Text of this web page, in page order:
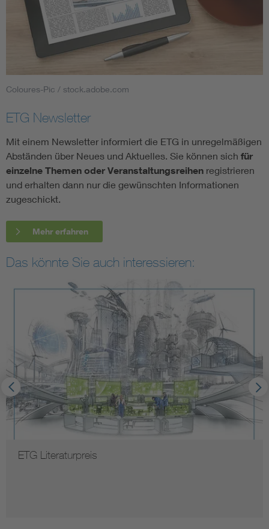
Coloures-Pic / stock.adobe.com
ETG Newsletter
Mit einem Newsletter informiert die ETG in unregelmäßigen
Abständen über Neues und Aktuelles. Sie können sich für
einzelne Themen oder Veranstaltungsreihen registrieren
und erhalten dann nur die gewünschten Informationen
zugeschickt.
Mehr erfahren
Das könnte Sie auch interessieren:
ETG Literaturpreis